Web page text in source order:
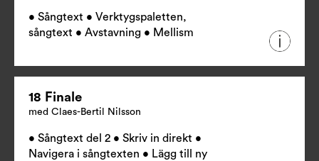
• Sångtext • Verktygspaletten,
sångtext • Avstavning • Mellism
18 Finale
med Claes-Bertil Nilsson
• Sångtext del 2 • Skriv in direkt •
Navigera i sångtexten • Lägg till ny